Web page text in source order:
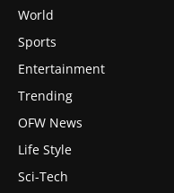
World
Sports
Entertainment
Trending
OFW News
Life Style
Sci-Tech